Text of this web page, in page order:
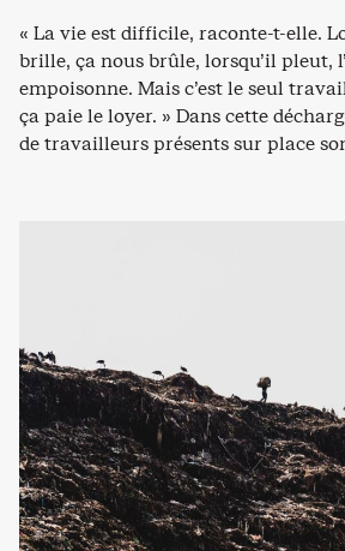
« La vie est difficile, raconte-t-elle.
brille, ça nous brûle, lorsqu’il pleut,
empoisonne. Mais c’est le seul
ça paie le loyer. » Dans cette
de travailleurs présents sur place